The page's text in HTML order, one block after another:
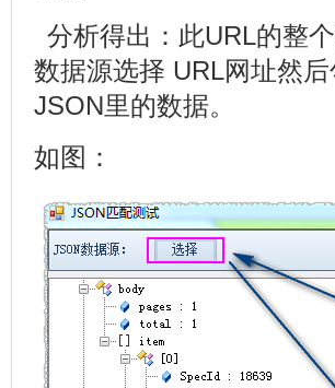
分析得出：此URL的整
数据源选择 URL网址然
JSON里的数据。
如图：